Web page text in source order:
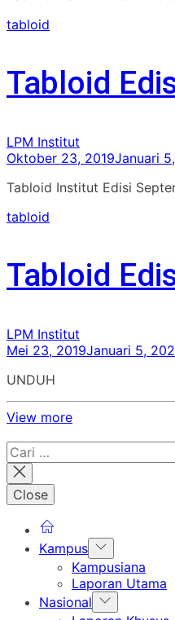
tabloid
Tabloid
LPM Institut
Oktober 23, 2019Januari
Tabloid Institut Edisi
tabloid
Tabloid
LPM Institut
Mei 23, 2019Januari 5,
UNDUH
View more
Cari
untuk:
Close
Kampus Show
sub
menu
Kampusiana
Laporan Utama
Nasional Show